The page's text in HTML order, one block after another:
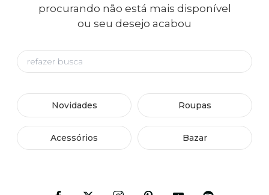
procurando não está mais disponível
ou seu desejo acabou
Novidades Roupas
Acessórios Bazar